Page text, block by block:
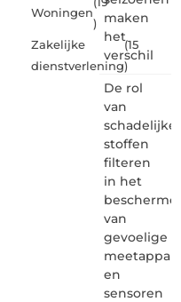
Woningen
)
Zakelijke
dienstverlening
(15
)
maken
het
verschil
De rol
van
schadelijke
stoffen
filteren
in het
beschermen
van
gevoelige
en
sensoren